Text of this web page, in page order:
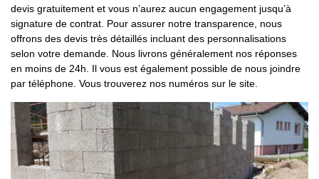
devis gratuitement et vous n’aurez aucun engagement jusqu’à
signature de contrat. Pour assurer notre transparence, nous
offrons des devis très détaillés incluant des personnalisations
selon votre demande. Nous livrons généralement nos réponses
en moins de 24h. Il vous est également possible de nous joindre
par téléphone. Vous trouverez nos numéros sur le site.